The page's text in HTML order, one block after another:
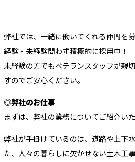
弊社では、一緒に働いてくれる仲間を
経験・未経験問わず積極的に採用中！
未経験の方でもベテランスタッフが親
すのでご安心ください。
◎弊社のお仕事
まずは、弊社の業務についてご紹介い
弊社が手掛けているのは、道路や上下
た、人々の暮らしに欠かせない土木工